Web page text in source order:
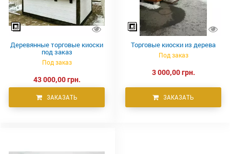
Деревянные торговые киоски
под заказ
Под заказ
43 000,00 грн.
ЗАКАЗАТЬ
Торговые киоски из дерева
Под заказ
3 000,00 грн.
ЗАКАЗАТЬ